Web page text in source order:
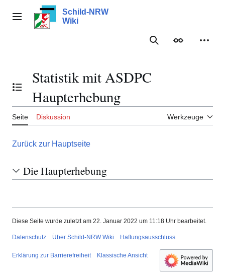
Inhalt
springenHauptmenü
Schild-NRW
Wiki
Suche
Inhaltsverzeichnis umschalten
Statistik mit ASDPC
Haupterhebung
Seite Diskussion Werkzeuge
Zurück zur Hauptseite
Die Haupterhebung
Diese Seite wurde zuletzt am 22. Januar 2022 um 11:18 Uhr bearbeitet.
Datenschutz Über Schild-NRW Wiki Haftungsausschluss
Erklärung zur Barrierefreiheit Klassische Ansicht